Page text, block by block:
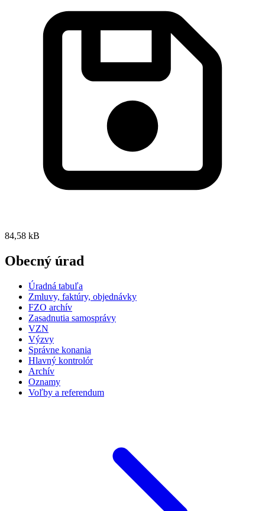
84,58 kB
Obecný úrad
Úradná tabuľa
Zmluvy, faktúry, objednávky
FZO archív
Zasadnutia samosprávy
VZN
Výzvy
Správne konania
Hlavný kontrolór
Archív
Oznamy
Voľby a referendum